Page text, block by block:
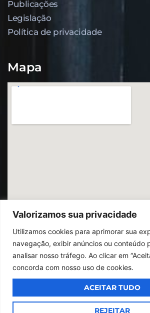
Valorizamos sua privacidade
Utilizamos cookies para aprimorar sua
navegação, exibir anúncios ou conteúdo
analisar nosso tráfego. Ao clicar em
concorda com nosso uso de cookies.
REJEITAR
ACEITAR TUDO
Publicações
Legislação
Política de privacidade
Mapa
Todos os
Design By